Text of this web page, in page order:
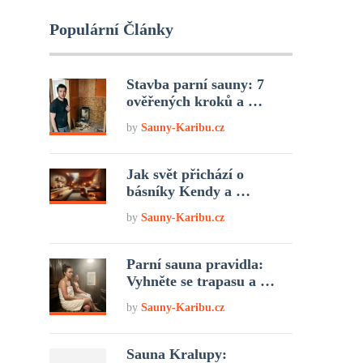
Populární Články
Stavba parní sauny: 7
ověřených kroků a …
bySauny-Karibu.cz
Jak svět přichází o
básníky Kendy a …
bySauny-Karibu.cz
Parní sauna pravidla:
Vyhněte se trapasu a …
bySauny-Karibu.cz
Sauna Kralupy: